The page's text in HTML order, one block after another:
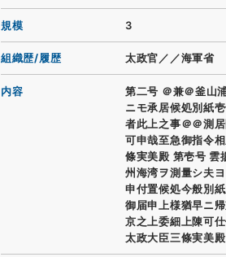
規模 3
組織歴/履歴 太政官／／海軍省
内容
第二号 ＠兼＠釜山
ニモ承居候処別紙
者此上之事＠＠測
可申哉至急御指令
條実美殿 第壱号 雲
州海湾ヲ測量シ夫
申付置候処今般別
御届申上様猶早ニ
京之上委細上陳可
太政大臣三條実美殿